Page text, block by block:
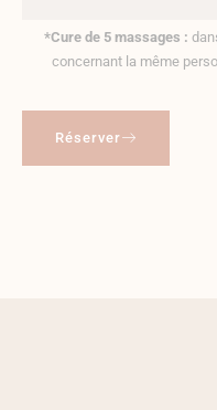
*Cure de 5 massages :
concernant la même
Réserver